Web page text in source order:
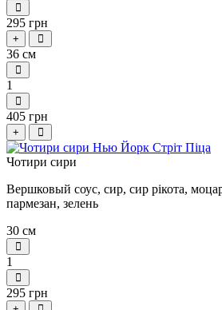
295 грн
+
36 см
1
405 грн
+
Чотири сири
Вершковый соус, сир, сир рікота,
пармезан, зелень
30 см
1
295 грн